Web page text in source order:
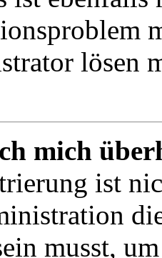
lösen
mich
ist
musst,